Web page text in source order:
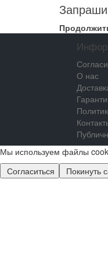
О нас
Мы используем файлы
Согласиться
Покинуть